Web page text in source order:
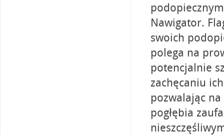
Nawigator.
swoich
polega na
potencjalnie
zachęcaniu
pozwalając
pogłębia